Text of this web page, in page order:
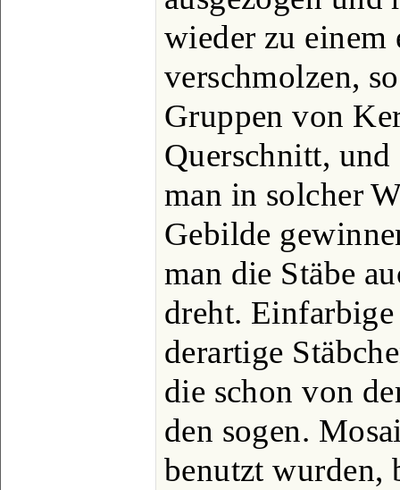
wieder zu einem
verschmolzen,
Gruppen von
Querschnitt,
man in solcher
Gebilde
man die Stäbe
dreht. Einfarbige
derartige
die schon von
den sogen.
benutzt wurden,